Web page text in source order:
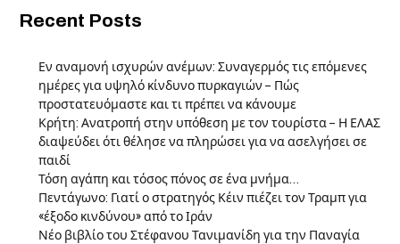
Recent Posts
Εν αναμονή ισχυρών ανέμων: Συναγερμός τις επόμενες
ημέρες για υψηλό κίνδυνο πυρκαγιών – Πώς
προστατευόμαστε και τι πρέπει να κάνουμε
Κρήτη: Ανατροπή στην υπόθεση με τον τουρίστα – Η ΕΛΑΣ
διαψεύδει ότι θέλησε να πληρώσει για να ασελγήσει σε
παιδί
Τόση αγάπη και τόσος πόνος σε ένα μνήμα…
Πεντάγωνο: Γιατί ο στρατηγός Κέιν πιέζει τον Τραμπ για
«έξοδο κινδύνου» από το Ιράν
Νέο βιβλίο του Στέφανου Τανιμανίδη για την Παναγία